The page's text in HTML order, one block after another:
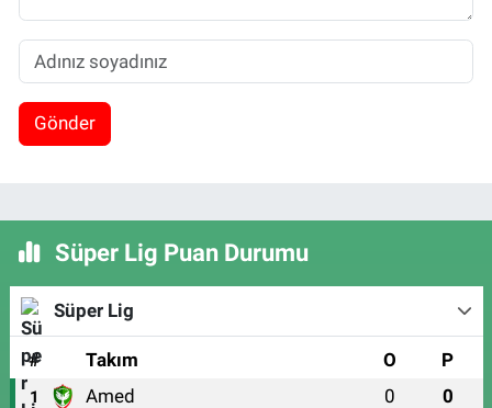
Gönder
Süper Lig Puan Durumu
Süper Lig
# Takım O P
1 Amed 0 0